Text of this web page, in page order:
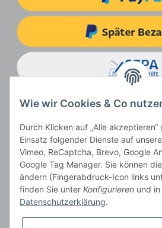
Vertrag
Wie wir Cookies & Co
Durch Klicken auf „Alle
Einsatz folgender Dienste auf
Vimeo, ReCaptcha, Brevo, Google
Google Tag Manager. Sie können
ändern (Fingerabdruck-Icon links
finden Sie unter Konfigurieren und
Datenschutzerklärung.